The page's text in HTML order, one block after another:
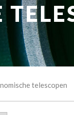
telescopen